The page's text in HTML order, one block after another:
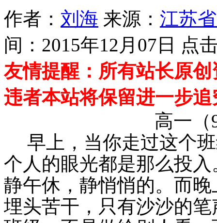
作者： 刘海 来源： 江苏
间：2015年12月07日 点
友情提醒：所有站长原
违者本站将保留进一步
高一（
早上，当你走过这个
个人的眼光都是那么投
静午休，静悄悄的。而
埋头苦干，只有沙沙的